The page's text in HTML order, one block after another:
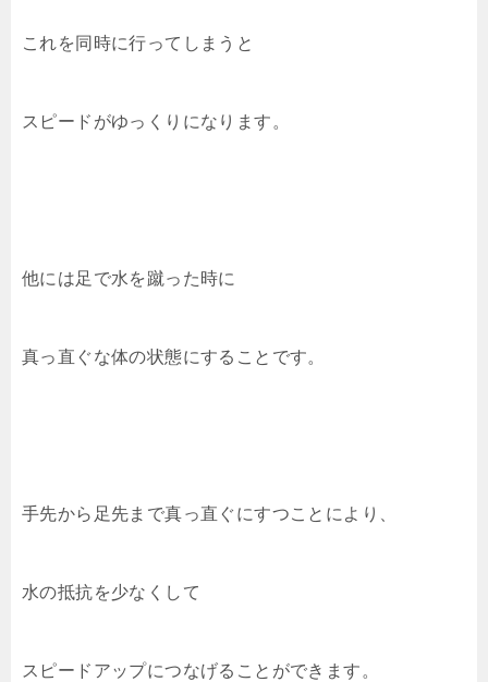
これを同時に行ってしまうと
スピードがゆっくりになります。
他には足で水を蹴った時に
真っ直ぐな体の状態にすることです。
手先から足先まで真っ直ぐにすつことにより、
水の抵抗を少なくして
スピードアップにつなげることができます。